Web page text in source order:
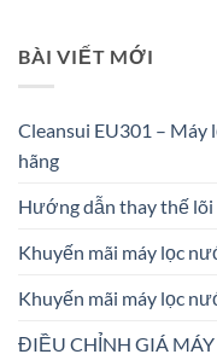
BÀI VIẾT MỚI
Cleansui EU301 –
hãng
Hướng dẫn thay thế lõi
Khuyến mãi máy lọc
Khuyến mãi máy lọc
ĐIỀU CHỈNH GIÁ